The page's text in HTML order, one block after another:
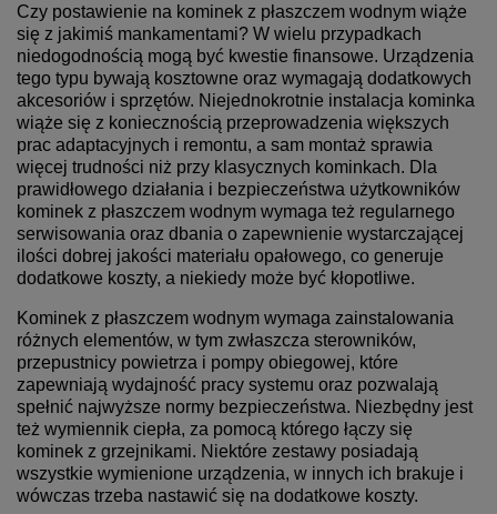
Czy postawienie na kominek z płaszczem wodnym wiąże
się z jakimiś mankamentami? W wielu przypadkach
niedogodnością mogą być kwestie finansowe. Urządzenia
tego typu bywają kosztowne oraz wymagają dodatkowych
akcesoriów i sprzętów. Niejednokrotnie instalacja kominka
wiąże się z koniecznością przeprowadzenia większych
prac adaptacyjnych i remontu, a sam montaż sprawia
więcej trudności niż przy klasycznych kominkach. Dla
prawidłowego działania i bezpieczeństwa użytkowników
kominek z płaszczem wodnym wymaga też regularnego
serwisowania oraz dbania o zapewnienie wystarczającej
ilości dobrej jakości materiału opałowego, co generuje
dodatkowe koszty, a niekiedy może być kłopotliwe.
Kominek z płaszczem wodnym wymaga zainstalowania
różnych elementów, w tym zwłaszcza sterowników,
przepustnicy powietrza i pompy obiegowej, które
zapewniają wydajność pracy systemu oraz pozwalają
spełnić najwyższe normy bezpieczeństwa. Niezbędny jest
też wymiennik ciepła, za pomocą którego łączy się
kominek z grzejnikami. Niektóre zestawy posiadają
wszystkie wymienione urządzenia, w innych ich brakuje i
wówczas trzeba nastawić się na dodatkowe koszty.